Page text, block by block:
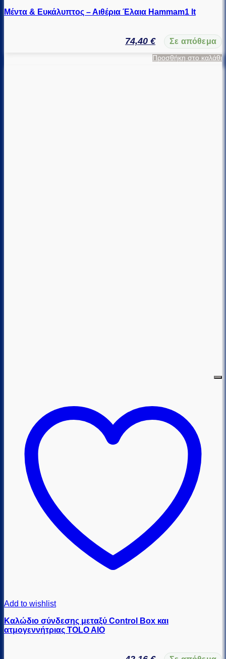
Μέντα & Ευκάλυπτος – Αιθέρια Έλαια Hammam1 lt
74,40 € Σε απόθεμα
Προσθήκη στο καλάθι
Add to wishlist
Καλώδιο σύνδεσης μεταξύ Control Box και
ατμογεννήτριας TOLO AIO